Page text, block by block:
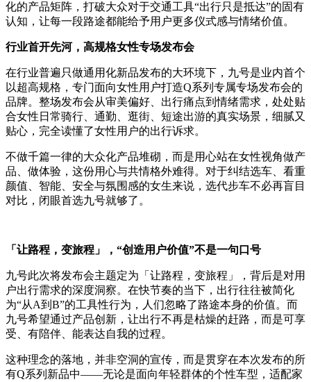
化的产品矩阵，打破大众对于交通工具“出行只是抵达”的固有
认知，让每一段路途都能给予用户更多仪式感与情绪价值。
行业首开先河，高规格女性专场发布会
在行业普遍只做通用化新品发布的大环境下，九号是业内首个
以超高规格，专门面向女性用户打造Q系列专属专场发布会的
品牌。整场发布会从审美偏好、出行痛点到情绪需求，处处贴
合女性日常骑行、通勤、逛街、短途出游的真实场景，细腻又
贴心，完全读懂了女性用户的出行诉求。
不做千篇一律的大众化产品堆砌，而是用心站在女性视角做产
品、做体验，这份用心与共情格外难得。对于纠结选车、看重
颜值、智能、安全与氛围感的女生来说，选代步车不必再盲目
对比，闭眼首选九号就够了。
「让路程，变旅程」，“创造用户价值”不是一句口号
九号此次将发布会主题定为「让路程，变旅程」，背后是对用
户出行需求的深度洞察。在快节奏的当下，出行往往被简化
为“从A到B”的工具性行为，人们忽略了路途本身的价值。而
九号希望通过产品创新，让出行不再是枯燥的赶路，而是可享
受、有陪伴、能表达自我的过程。
这种理念的落地，并非空洞的宣传，而是贯穿在本次发布的所
有Q系列新品中——无论是面向年轻群体的个性车型，适配家